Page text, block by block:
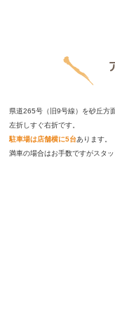
県道265号（旧9号線）を砂丘方
左折しすぐ右折です。
駐車場は店舗横に5台あります。
満車の場合はお手数ですがスタ